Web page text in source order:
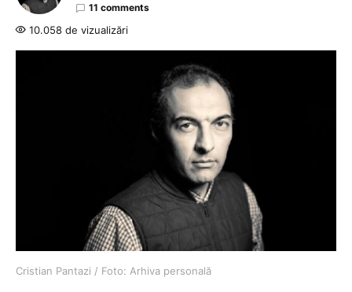
11 comments
10.058 de vizualizări
Cristian Pantazi / Foto: Arhiva personală